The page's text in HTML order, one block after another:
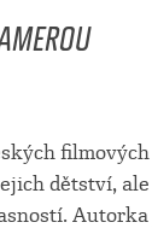
dětství,
Autorka